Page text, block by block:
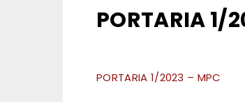
PORTARIA 1/
PORTARIA 1/2023 – MPC